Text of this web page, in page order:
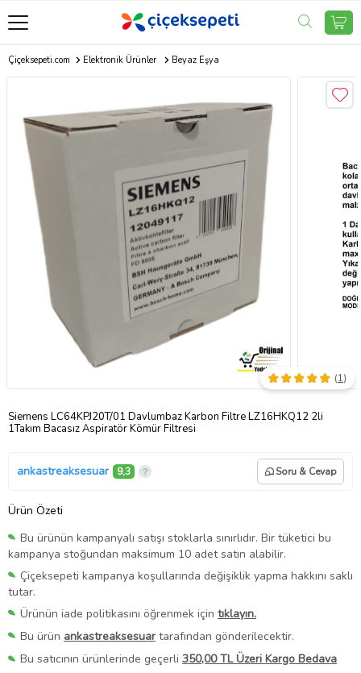
Çiçeksepeti.com Elektronik Ürünler Beyaz Eşya
Siemens LC64KPJ20T/01 Davlumbaz Karbon Filtre LZ16HKQ12 2li
1Takım Bacasız Aspiratör Kömür Filtresi
(1)
ankastreaksesuar 9,3 Soru & Cevap
Ürün Özeti
Bu ürünün kampanyalı satışı stoklarla sınırlıdır. Bir tüketici bu
kampanya stoğundan maksimum 10 adet satın alabilir.
Çiçeksepeti kampanya koşullarında değişiklik yapma hakkını saklı
tutar.
Ürünün iade politikasını öğrenmek için tıklayın.
Bu ürün ankastreaksesuar tarafından gönderilecektir.
Bu satıcının ürünlerinde geçerli 350,00 TL Üzeri Kargo Bedava